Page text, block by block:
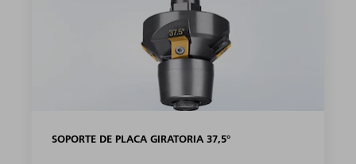
SOPORTE DE PLACA GIRATORIA 37,5°